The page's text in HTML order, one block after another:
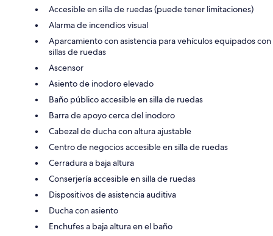
Accesible en silla de ruedas (puede tener limitaciones)
Alarma de incendios visual
Aparcamiento con asistencia para vehículos equipados con
sillas de ruedas
Ascensor
Asiento de inodoro elevado
Baño público accesible en silla de ruedas
Barra de apoyo cerca del inodoro
Cabezal de ducha con altura ajustable
Centro de negocios accesible en silla de ruedas
Cerradura a baja altura
Conserjería accesible en silla de ruedas
Dispositivos de asistencia auditiva
Ducha con asiento
Enchufes a baja altura en el baño